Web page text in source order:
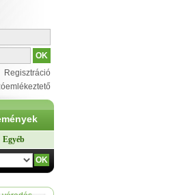
Regisztráció
Egyéb